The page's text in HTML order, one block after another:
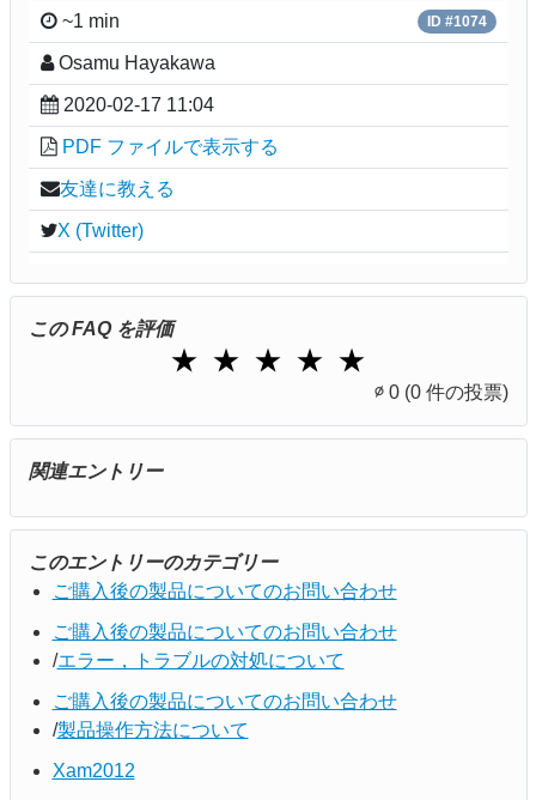
~1 min ID #1074
Osamu Hayakawa
2020-02-17 11:04
PDF ファイルで表示する
友達に教える
X (Twitter)
この FAQ を評価
★1 Star
★2 Stars
★ 3 Stars
★ 4 Stars
★
∅ 0(0 件の投票)
関連エントリー
このエントリーのカテゴリー
ご購入後の製品についてのお問い合わせ
ご購入後の製品についてのお問い合わせ
エラー，トラブルの対処について
ご購入後の製品についてのお問い合わせ
製品操作方法について
Xam2012